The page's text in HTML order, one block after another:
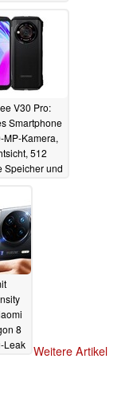
V30 Pro:
Smartphone
MP-Kamera,
512
Speicher und
8
Leak
Weitere Artikel